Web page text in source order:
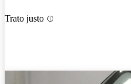
Trato justo